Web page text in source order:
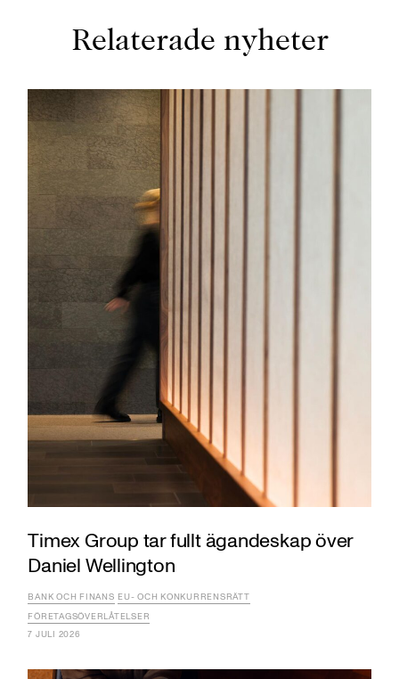
Relaterade nyheter
Timex Group tar fullt ägandeskap över
Daniel Wellington
BANK OCH FINANS EU- OCH KONKURRENSRÄTT
FÖRETAGSÖVERLÅTELSER
7 JULI 2026